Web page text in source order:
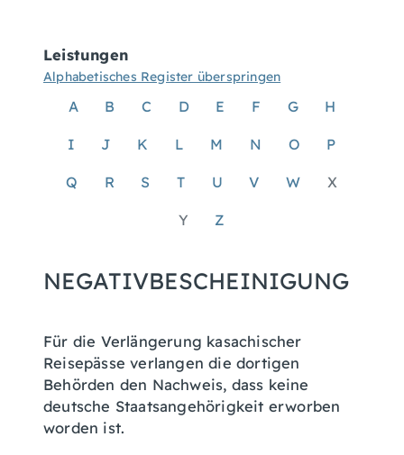
Leistungen
Alphabetisches Register überspringen
A B C D E F G H
I J K L M N O P
Q R S T U V W X
Y Z
NEGATIVBESCHEINIGUNG
Für die Verlängerung kasachischer
Reisepässe verlangen die dortigen
Behörden den Nachweis, dass keine
deutsche Staatsangehörigkeit erworben
worden ist.